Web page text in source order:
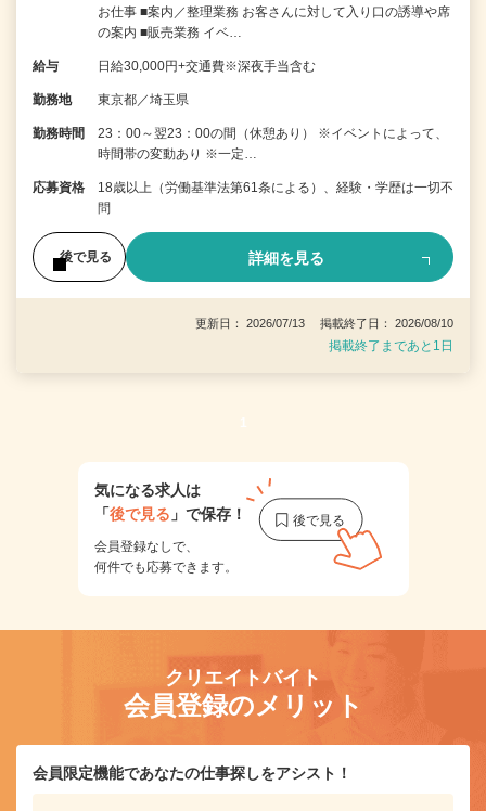
お仕事 ■案内／整理業務 お客さんに対して入り口の誘導や席
の案内 ■販売業務 イベ…
給与 日給30,000円+交通費※深夜手当含む
勤務地 東京都／埼玉県
勤務時間
23：00～翌23：00の間（休憩あり） ※イベントによって、
時間帯の変動あり ※一定…
応募資格
18歳以上（労働基準法第61条による）、経験・学歴は一切不
問
後で見る 詳細を見る
更新日： 2026/07/13 掲載終了日： 2026/08/10
掲載終了まであと1日
1
気になる求人は
「後で見る 」で保存！
会員登録なしで、
何件でも応募できます。
クリエイトバイト
会員登録のメリット
会員限定機能であなたの仕事探しをアシスト！